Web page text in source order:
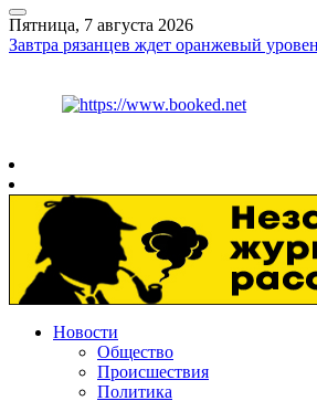
Пятница, 7 августа 2026
Завтра рязанцев ждет оранжевый
Новости
Общество
Происшествия
Политика